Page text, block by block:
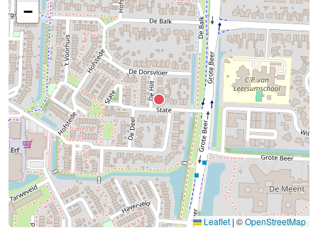
−
Leaflet | ©OpenStreetMap